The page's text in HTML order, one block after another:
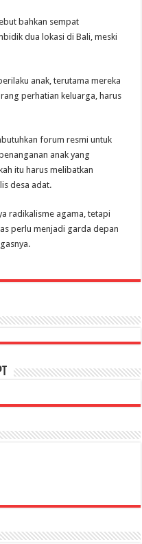
bahkan sempat
dua lokasi di Bali, meski
anak, terutama mereka
perhatian keluarga, harus
forum resmi untuk
anak yang
itu harus melibatkan
desa adat.
radikalisme agama, tetapi
perlu menjadi garda depan